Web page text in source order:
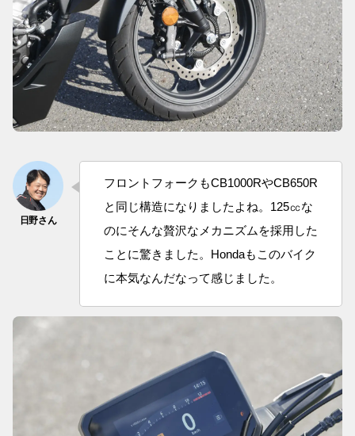
フロントフォークもCB1000RやCB650R
と同じ構造になりましたよね。125㏄な
のにそんな贅沢なメカニズムを採用した
ことに驚きました。Hondaもこのバイク
に本気なんだなって感じました。